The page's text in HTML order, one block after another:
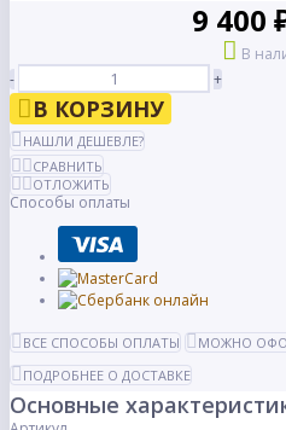
9 400
В
-
+
В КОРЗИНУ
НАШЛИ ДЕШЕВЛЕ?
СРАВНИТЬ
ОТЛОЖИТЬ
Способы оплаты
ВСЕ СПОСОБЫ ОПЛАТЫ
МОЖНО
ПОДРОБНЕЕ О ДОСТАВКЕ
Основные